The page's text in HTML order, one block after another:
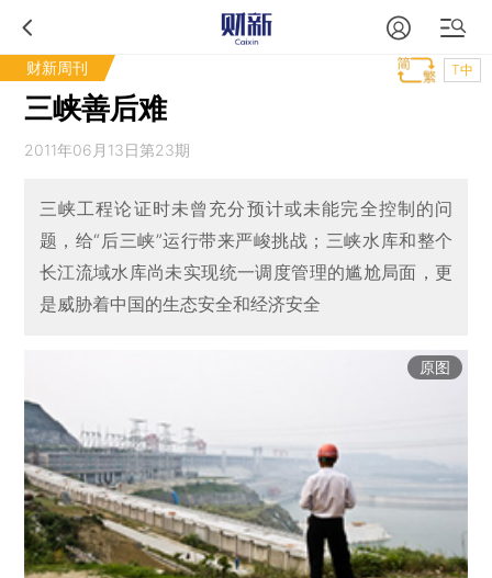
财新周刊 T中
三峡善后难
2011年06月13日第23期
三峡工程论证时未曾充分预计或未能完全控制的问
题，给“后三峡”运行带来严峻挑战；三峡水库和整个
长江流域水库尚未实现统一调度管理的尴尬局面，更
是威胁着中国的生态安全和经济安全
原图